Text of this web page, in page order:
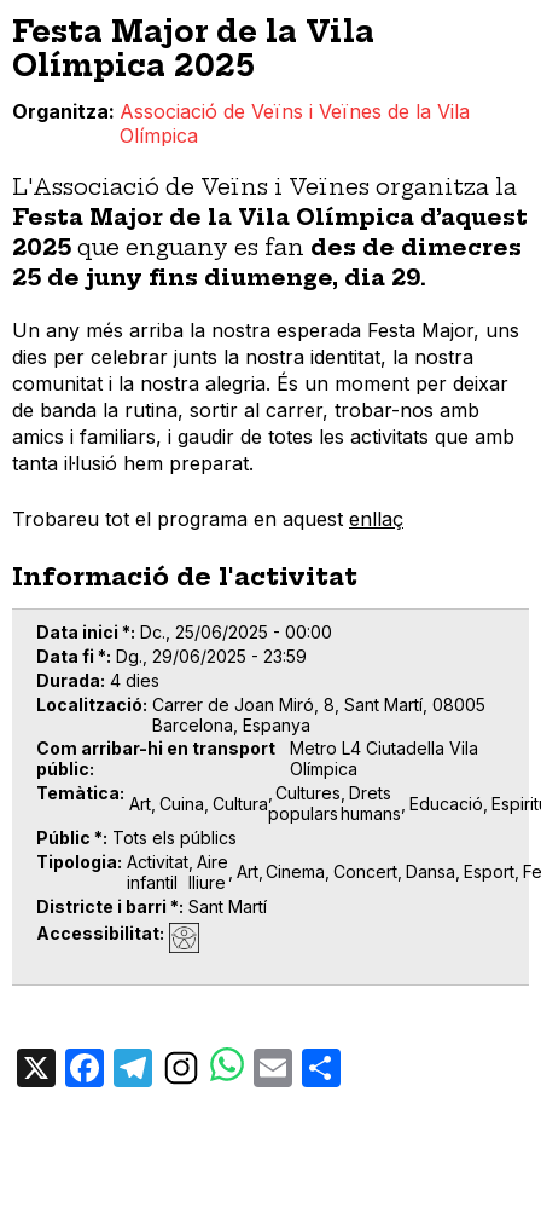
Festa Major de la Vila
Olímpica 2025
Organitza Associació de Veïns i Veïnes de la Vila
Olímpica
L'Associació de Veïns i Veïnes organitza la
Festa Major de la Vila Olímpica d’aquest
2025 que enguany es fan des de dimecres
25 de juny fins diumenge, dia 29.
Un any més arriba la nostra esperada Festa Major, uns
dies per celebrar junts la nostra identitat, la nostra
comunitat i la nostra alegria. És un moment per deixar
de banda la rutina, sortir al carrer, trobar-nos amb
amics i familiars, i gaudir de totes les activitats que amb
tanta il·lusió hem preparat.
Trobareu tot el programa en aquest enllaç
Informació de l'activitat
Data inici * Dc., 25/06/2025 - 00:00
Data fi * Dg., 29/06/2025 - 23:59
Durada 4 dies
Localització Carrer de Joan Miró, 8, Sant Martí, 08005
Barcelona, Espanya
Com arribar-hi en transport
públic
Metro L4 Ciutadella Vila
Olímpica
Temàtica Art Cuina Cultura Cultures
populars
Drets
humans Educació
Públic * Tots els públics
Tipologia Activitat
infantil
Aire
lliure Art Cinema Concert Dansa Esport
Districte i barri * Sant Martí
Accessibilitat
X Facebook
TelegramEmail